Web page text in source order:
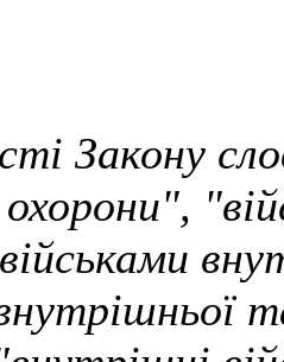
Закону
охорони",